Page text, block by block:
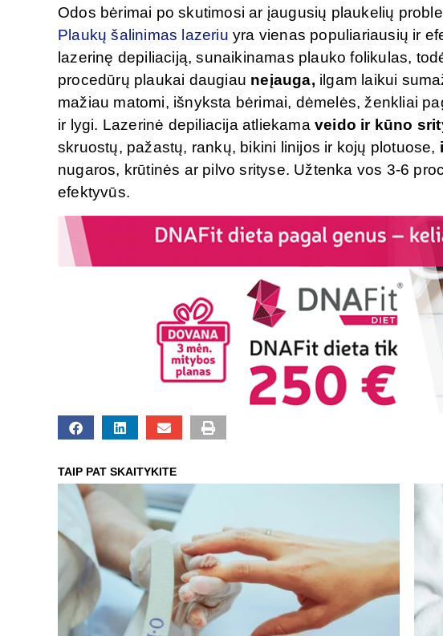
Odos bėrimai po skutimosi ar įaugusių plaukelių
Plaukų šalinimas lazeriu yra vienas populiariausių ir
lazerinę depiliaciją, sunaikinamas plauko folikulas,
procedūrų plaukai daugiau neįauga, ilgam laikui
mažiau matomi, išnyksta bėrimai, dėmelės, ženkliai
ir lygi. Lazerinė depiliacija atliekama veido ir kūno
skruostų, pažastų, rankų, bikini linijos ir kojų plotuose,
nugaros, krūtinės ar pilvo srityse. Užtenka vos 3-6
efektyvūs.
TAIP PAT SKAITYKITE